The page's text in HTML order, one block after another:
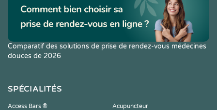
Comparatif des solutions de prise de rendez-vous médecines
douces de 2026
SPÉCIALITÉS
Access Bars ®
Acupuncteur